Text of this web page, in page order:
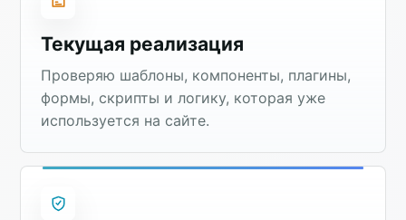
Текущая реализация
Проверяю шаблоны, компоненты, плагины,
формы, скрипты и логику, которая уже
используется на сайте.